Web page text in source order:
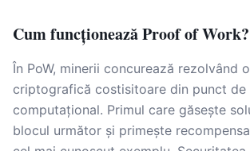
Cum funcționează Proof of Work?
În PoW, minerii concurează rezolvând
criptografică costisitoare din punct de
computațional. Primul care găsește
blocul următor și primește